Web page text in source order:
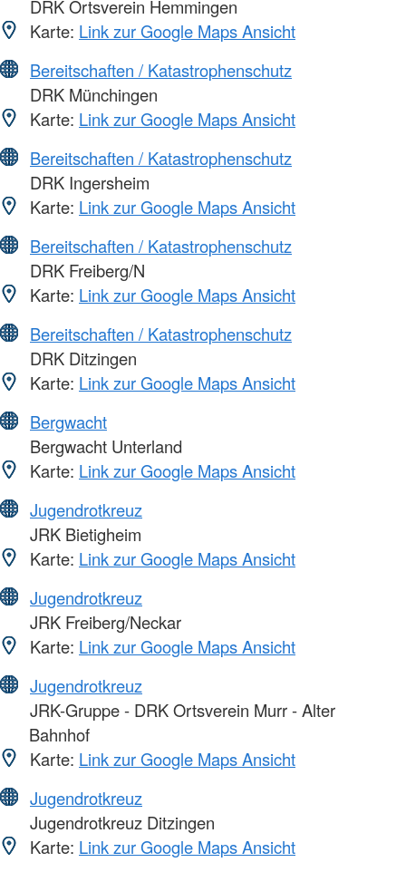
DRK Ortsverein Hemmingen
Karte: Link zur Google Maps Ansicht
Bereitschaften / Katastrophenschutz
DRK Münchingen
Karte: Link zur Google Maps Ansicht
Bereitschaften / Katastrophenschutz
DRK Ingersheim
Karte: Link zur Google Maps Ansicht
Bereitschaften / Katastrophenschutz
DRK Freiberg/N
Karte: Link zur Google Maps Ansicht
Bereitschaften / Katastrophenschutz
DRK Ditzingen
Karte: Link zur Google Maps Ansicht
Bergwacht
Bergwacht Unterland
Karte: Link zur Google Maps Ansicht
Jugendrotkreuz
JRK Bietigheim
Karte: Link zur Google Maps Ansicht
Jugendrotkreuz
JRK Freiberg/Neckar
Karte: Link zur Google Maps Ansicht
Jugendrotkreuz
JRK-Gruppe - DRK Ortsverein Murr - Alter
Bahnhof
Karte: Link zur Google Maps Ansicht
Jugendrotkreuz
Jugendrotkreuz Ditzingen
Karte: Link zur Google Maps Ansicht